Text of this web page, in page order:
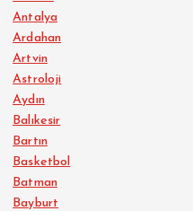
Antalya
Ardahan
Artvin
Astroloji
Aydın
Balıkesir
Bartın
Basketbol
Batman
Bayburt